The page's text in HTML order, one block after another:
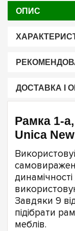
ОПИС
ДОСТАВКА І
Рамка 1-
Unica
Завдяки 9
підібрати
меблів.